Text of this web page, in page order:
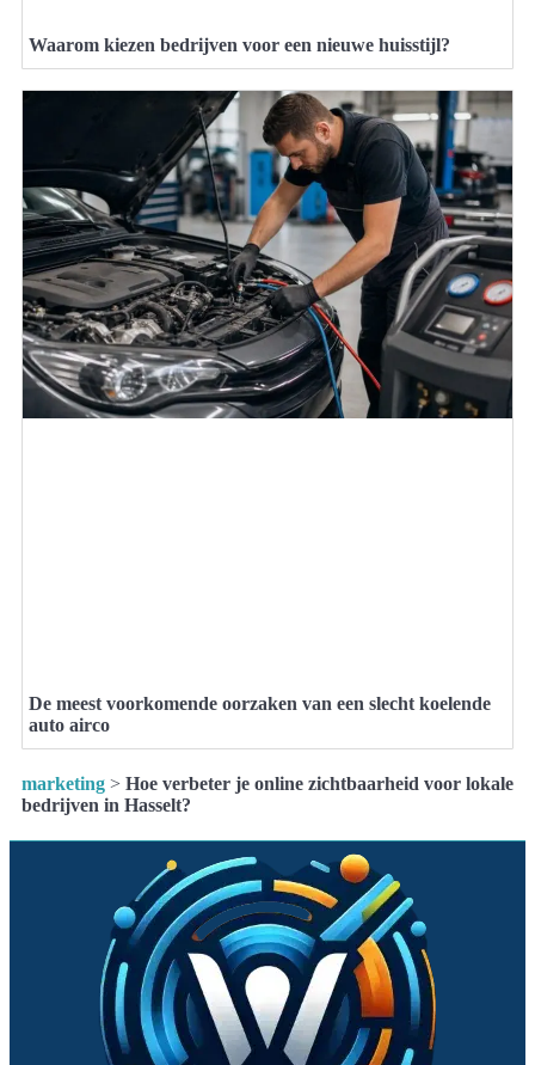
Waarom kiezen bedrijven voor een nieuwe huisstijl?
De meest voorkomende oorzaken van een slecht koelende
auto airco
marketing > Hoe verbeter je online zichtbaarheid voor lokale
bedrijven in Hasselt?